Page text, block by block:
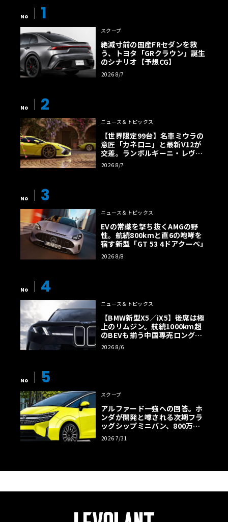
No 1
スクープ
絶滅寸前の国産FRセダンを救
う、トヨタ「GRクラウン」誕生
のシナリオ【予想CG】
2026 8/7
No 2
ニュース＆トピックス
【世界限定99台】名車ミウラの
意匠「カネロニ」と最新V12が
交差。ランボルギーニ・レヴエ
ルトに60周年記念車が登場
2026 8/7
No 3
ニュース＆トピックス
EVの常識を撃ち抜くAMGの野
性。航続800kmと直6の咆哮を
宿す新型「GT 53 4ドアクーペ」
2026 8/8
No 4
ニュース＆トピックス
【BMW新型X5／iX5】後席は極
上のリムジン。航続1000km超
のBEVも揃う中国専売ロング仕
様の全貌
2026 8/6
No 5
スクープ
アルファード一強への回答。ホ
ンダが開発と噂される次期フラ
ッグシップミニバン、800万円
超の勝算【予想CG】
2026 7/31